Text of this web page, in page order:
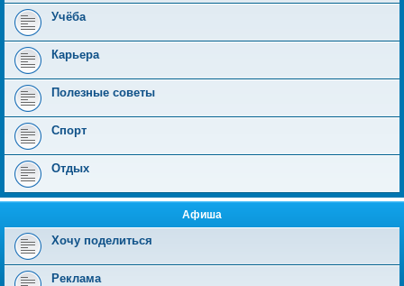
Учёба
Карьера
Полезные советы
Спорт
Отдых
Афиша
Хочу поделиться
Реклама